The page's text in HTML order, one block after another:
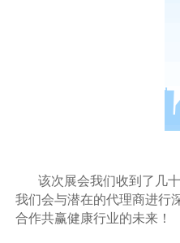
该次展会我们收到了几
我们会与潜在的代理商进行
合作共赢健康行业的未来！